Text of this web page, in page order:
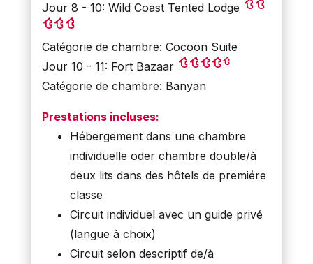
Jour 8 - 10: Wild Coast Tented Lodge
Catégorie de chambre: Cocoon Suite
Jour 10 - 11: Fort Bazaar
Catégorie de chambre: Banyan
Prestations incluses:
Hébergement dans une chambre
individuelle oder chambre double/à
deux lits dans des hôtels de premiére
classe
Circuit individuel avec un guide privé
(langue à choix)
Circuit selon descriptif de/à